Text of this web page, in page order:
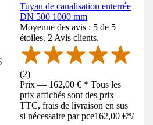
Tuyau de canalisation enterrée
DN 500 1000 mm
Moyenne des avis : 5 de 5
étoiles. 2 Avis clients.
(2)
Prix — 162,00 € * Tous les
prix affichés sont des prix
TTC, frais de livraison en sus
si nécessaire par pce162,00 €*/